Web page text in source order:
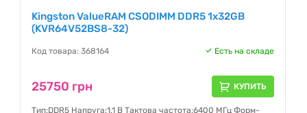
Kingston ValueRAM CSODIMM DDR5 1x32GB
(KVR64V52BS8-32)
Код товара: 368164 Есть на складе
25750 грн КУПИТЬ
Тип:DDR5 Напруга:1.1 В Тактова частота:6400 МГц Форм-